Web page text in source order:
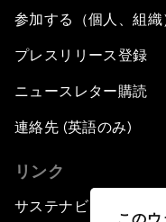
この
参加する（個人、組織
プレスリリース登録
ニュースレター購読
連絡先 (英語のみ)
リンク
サステナビリティへの